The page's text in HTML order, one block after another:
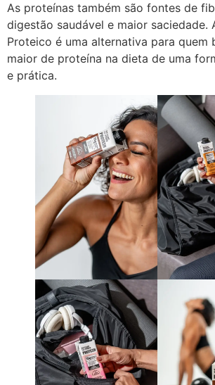
As proteínas também são fontes de
digestão saudável e maior saciedade.
Proteico é uma alternativa para quem
maior de proteína na dieta de uma
e prática.